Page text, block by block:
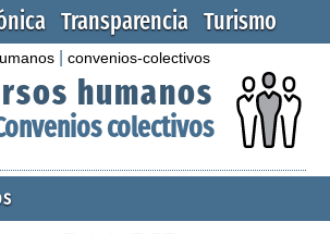
Transparencia Turismo
|convenios-colectivos
humanos
colectivos